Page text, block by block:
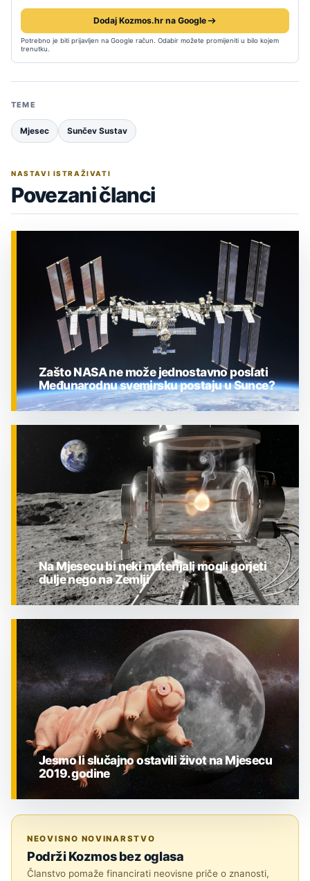
Dodaj Kozmos.hr na Google
Potrebno je biti prijavljen na Google račun. Odabir možete promijeniti u bilo kojem
trenutku.
TEME
Mjesec Sunčev Sustav
NASTAVI ISTRAŽIVATI
Povezani članci
ZNANOST
Zašto NASA ne može jednostavno poslati
Međunarodnu svemirsku postaju u Sunce?
Na Mjesecu bi neki materijali mogli gorjeti
dulje nego na Zemlji
Jesmo li slučajno ostavili život na Mjesecu
2019. godine
NEOVISNO NOVINARSTVO
Podrži Kozmos bez oglasa
Članstvo pomaže financirati neovisne priče o znanosti,